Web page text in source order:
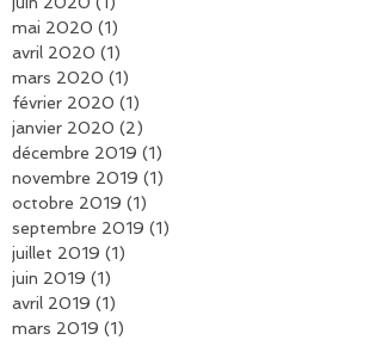
juillet 2020 (1)
juin 2020 (1)1 post
mai 2020 (1)1 post
avril 2020 (1)1 post
mars 2020 (1)1 post
février 2020 (1) 1 post
janvier 2020 (2) 2 posts
décembre 2019 (1)
novembre 2019 (1)1 post
octobre 2019
septembre 2019
juillet 2019 (1)
juin 2019 (1)1 post